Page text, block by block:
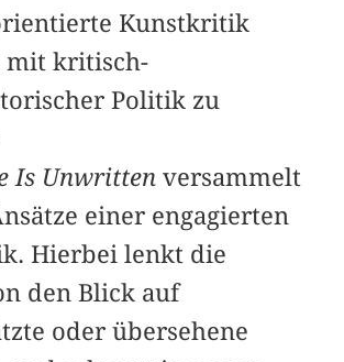
Kunstkritik
kritisch-
Politik zu
Is Unwritten versammelt
einer engagierten
Hierbei lenkt die
den Blick auf
oder übersehene